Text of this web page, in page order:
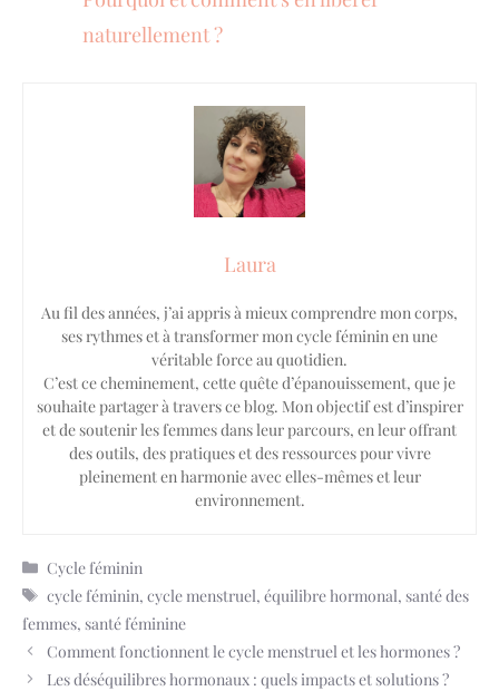
naturellement ?
Laura
Au fil des années, j’ai appris à mieux comprendre mon corps,
ses rythmes et à transformer mon cycle féminin en une
véritable force au quotidien.
C’est ce cheminement, cette quête d’épanouissement, que je
souhaite partager à travers ce blog. Mon objectif est d’inspirer
et de soutenir les femmes dans leur parcours, en leur offrant
des outils, des pratiques et des ressources pour vivre
pleinement en harmonie avec elles-mêmes et leur
environnement.
Catégories
Cycle féminin
Étiquettes
cycle féminin,cycle menstruel,équilibre hormonal, santé des
femmes, santé féminine
Comment fonctionnent le cycle menstruel et les hormones ?
Les déséquilibres hormonaux : quels impacts et solutions ?